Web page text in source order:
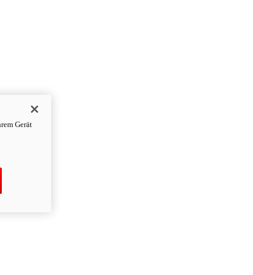
Gerät